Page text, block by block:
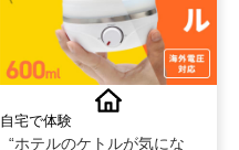
自宅で体験
“ホテルのケトルが気にな